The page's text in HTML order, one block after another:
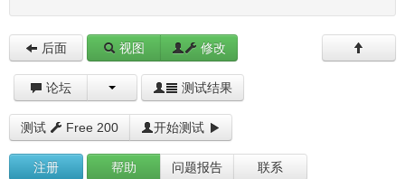
后面 视图 修改
论坛 测试结果
测试 Free 200 开始测试
注册 帮助 问题报告 联系